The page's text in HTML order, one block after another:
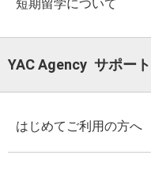
短期留学について
YAC Agency サポート
はじめてご利用の方へ